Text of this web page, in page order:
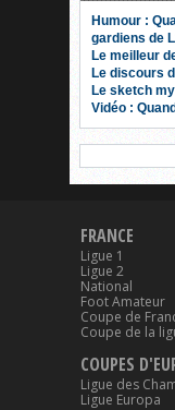
Humour :
gardiens de
Le meilleur
Le discours
Le sketch
Vidéo :
FRANCE
Ligue 1
Ligue 2
National
Foot Amateur
Coupe de
Coupe de la
COUPES
Ligue des
Ligue Europa